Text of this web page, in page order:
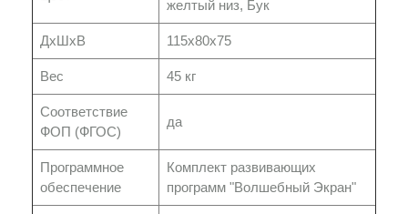
желтый низ, Бук
ДхШхВ 115x80x75
Вес 45 кг
Соответствие
ФОП (ФГОС)
да
Программное
обеспечение
Комплект развивающих
программ "Волшебный Экран"